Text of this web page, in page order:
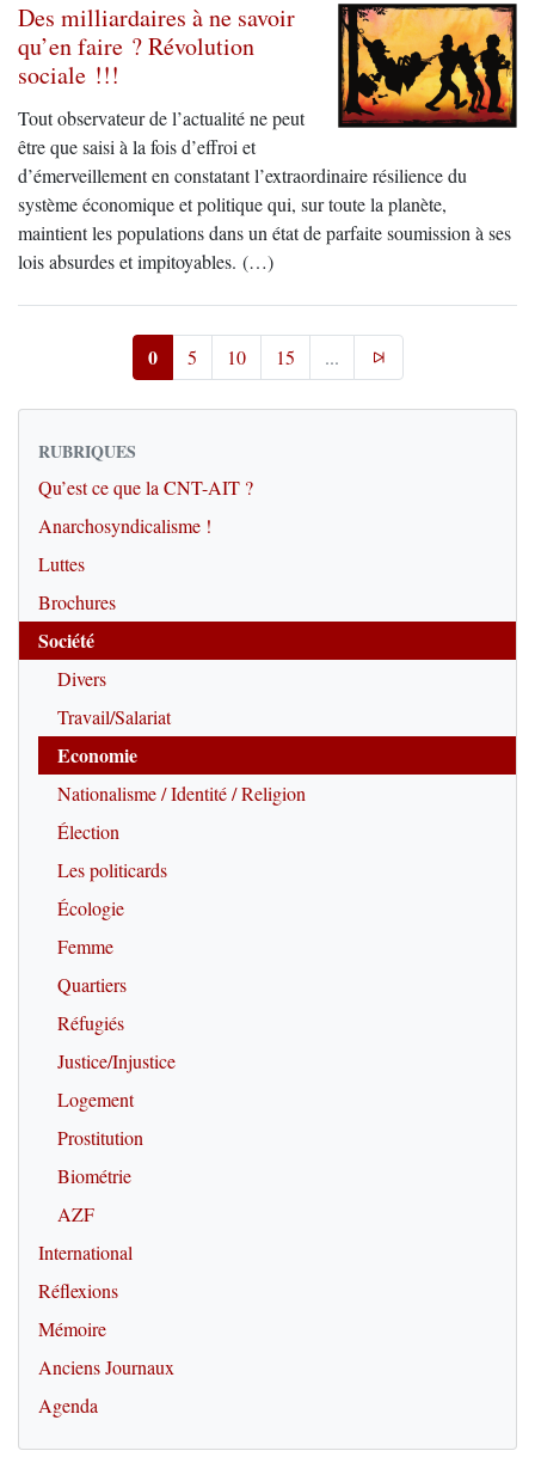
Des milliardaires à ne savoir
qu’en faire ? Révolution
sociale !!!
Tout observateur de l’actualité ne peut
être que saisi à la fois d’effroi et
d’émerveillement en constatant l’extraordinaire résilience du
système économique et politique qui, sur toute la planète,
maintient les populations dans un état de parfaite soumission à ses
lois absurdes et impitoyables. (…)
0 5 10 15 ...
RUBRIQUES
Qu’est ce que la CNT-AIT ?
Anarchosyndicalisme !
Luttes
Brochures
Société
Divers
Travail/Salariat
Economie
Nationalisme / Identité / Religion
Élection
Les politicards
Écologie
Femme
Quartiers
Réfugiés
Justice/Injustice
Logement
Prostitution
Biométrie
AZF
International
Réflexions
Mémoire
Anciens Journaux
Agenda